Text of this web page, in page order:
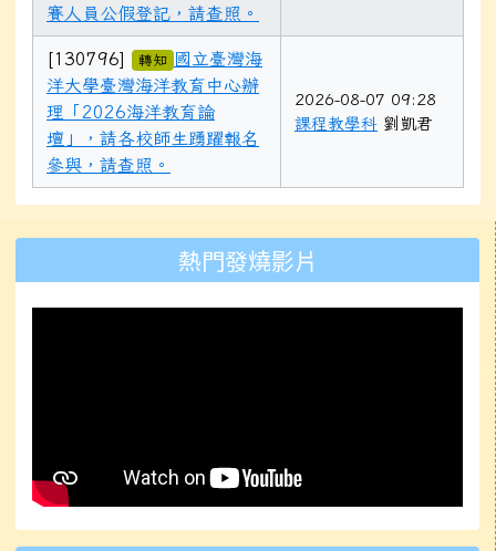
賽人員公假登記，請查照。
[130796] 轉知 國立臺灣海
洋大學臺灣海洋教育中心辦
理「2026海洋教育論
壇」，請各校師生踴躍報名
參與，請查照。
2026-08-07 09:28
課程教學科 劉凱君
左邊區域內容熱門發燒影片